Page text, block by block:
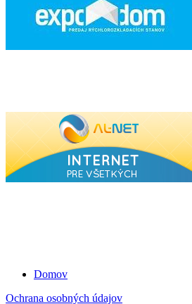
Domov
Ochrana osobných údajov